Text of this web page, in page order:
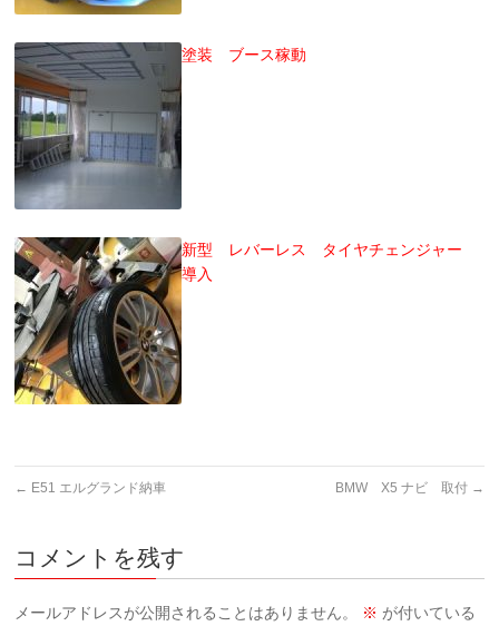
塗装 ブース稼動
新型 レバーレス タイヤチェンジャー
導入
← E51 エルグランド納車 BMW X5 ナビ 取付 →
コメントを残す
メールアドレスが公開されることはありません。 ※ が付いている